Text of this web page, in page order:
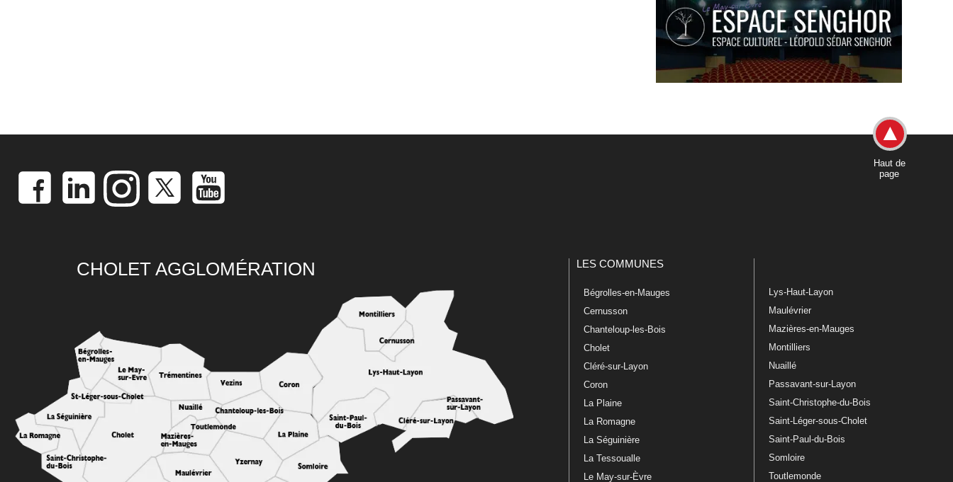
Haut de
page
CHOLET AGGLOMÉRATION LES COMMUNES
Bégrolles-en-Mauges
Cernusson
Chanteloup-les-Bois
Cholet
Cléré-sur-Layon
Coron
La Plaine
La Romagne
La Séguinière
La Tessoualle
Le May-sur-Èvre
Lys-Haut-Layon
Maulévrier
Mazières-en-Mauges
Montilliers
Nuaillé
Passavant-sur-Layon
Saint-Christophe-du-Bois
Saint-Léger-sous-Cholet
Saint-Paul-du-Bois
Somloire
Toutlemonde